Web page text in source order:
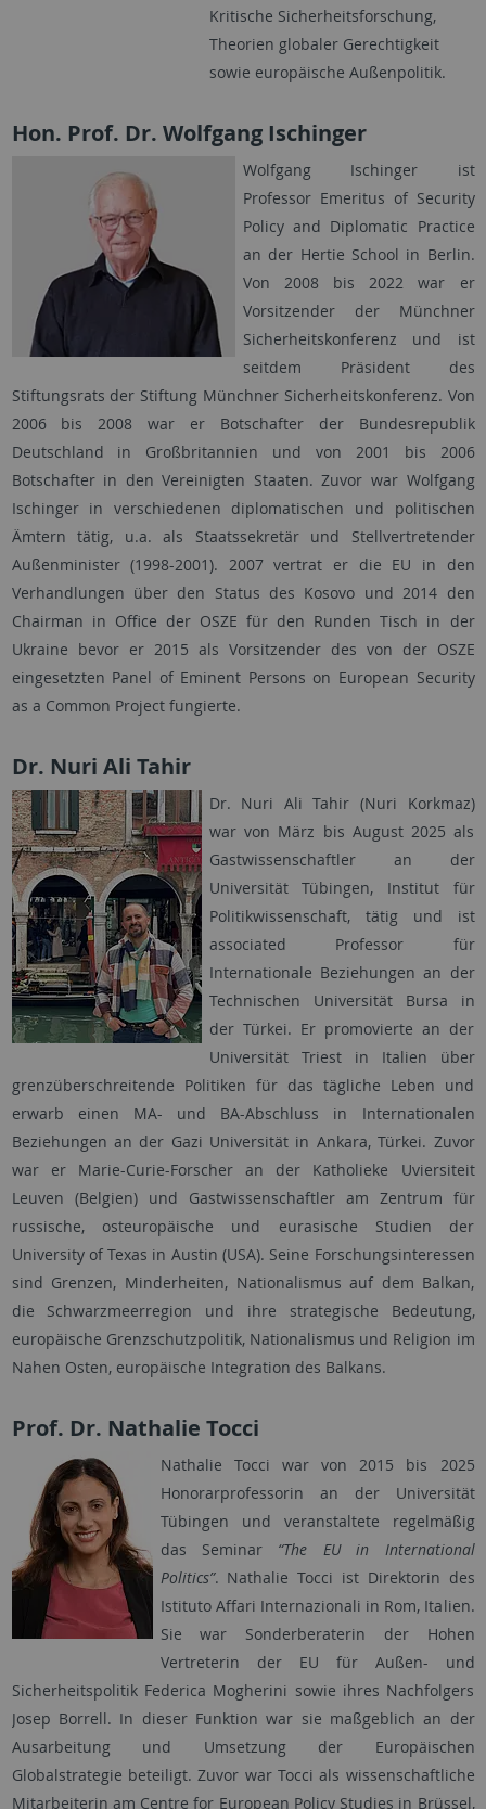
Kritische Sicherheitsforschung,
Theorien globaler Gerechtigkeit
sowie europäische Außenpolitik.
Hon. Prof. Dr. Wolfgang Ischinger
Wolfgang Ischinger ist
Professor Emeritus of Security
Policy and Diplomatic Practice
an der Hertie School in Berlin.
Von 2008 bis 2022 war er
Vorsitzender der Münchner
Sicherheits­konferenz und ist
seitdem Präsident des
Stiftungsrats der Stiftung Münchner Sicherheitskonferenz. Von
2006 bis 2008 war er Botschafter der Bundesrepublik
Deutschland in Groß­britannien und von 2001 bis 2006
Botschafter in den Vereinigten Staaten. Zuvor war Wolfgang
Ischinger in verschiedenen diplomatischen und politischen
Ämtern tätig, u.a. als Staatssekretär und Stellvertretender
Außenminister (1998-2001). 2007 vertrat er die EU in den
Verhandlungen über den Status des Kosovo und 2014 den
Chairman in Office der OSZE für den Runden Tisch in der
Ukraine bevor er 2015 als Vorsitzender des von der OSZE
eingesetzten Panel of Eminent Persons on European Security
as a Common Project fungierte.
Dr. Nuri Ali Tahir
Dr. Nuri Ali Tahir (Nuri Korkmaz)
war von März bis August 2025 als
Gastwissenschaftler an der
Universität Tübingen, Institut für
Politikwissenschaft, tätig und ist
associated Professor für
Internationale Beziehungen an der
Technischen Universität Bursa in
der Türkei. Er promovierte an der
Universität Triest in Italien über
grenzüberschreitende Politiken für das tägliche Leben und
erwarb einen MA- und BA-Abschluss in Internationalen
Beziehungen an der Gazi Universität in Ankara, Türkei. Zuvor
war er Marie-Curie-Forscher an der Katholieke Uviersiteit
Leuven (Belgien) und Gastwissenschaftler am Zentrum für
russische, osteuropäische und eurasische Studien der
University of Texas in Austin (USA). Seine Forschungsinteressen
sind Grenzen, Minderheiten, Nationalismus auf dem Balkan,
die Schwarzmeerregion und ihre strategische Bedeutung,
europäische Grenzschutzpolitik, Nationalismus und Religion im
Nahen Osten, europäische Integration des Balkans.
Prof. Dr. Nathalie Tocci
Nathalie Tocci war von 2015 bis 2025
Honorarprofessorin an der Universität
Tübingen und veranstaltete regelmäßig
das Seminar “The EU in International
Politics”. Nathalie Tocci ist Direktorin des
Istituto Affari Internazionali in Rom, Italien.
Sie war Sonderberaterin der Hohen
Vertreterin der EU für Außen- und
Sicherheitspolitik Federica Mogherini sowie ihres Nachfolgers
Josep Borrell. In dieser Funktion war sie maßgeblich an der
Ausarbeitung und Umsetzung der Europäischen
Globalstrategie beteiligt. Zuvor war Tocci als wissenschaftliche
Mitarbeiterin am Centre for European Policy Studies in Brüssel,